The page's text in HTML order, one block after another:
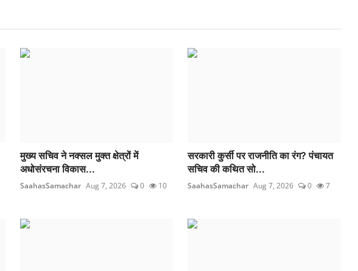
मुख्य सचिव ने नक्सल मुक्त क्षेत्रों में
अधोसंरचना विकास...
SaahasSamachar Aug 7, 2026 0 10
सरकारी कुर्सी पर राजनीति का रंग? पंचायत
सचिव की कथित सो...
SaahasSamachar Aug 7, 2026 0 7